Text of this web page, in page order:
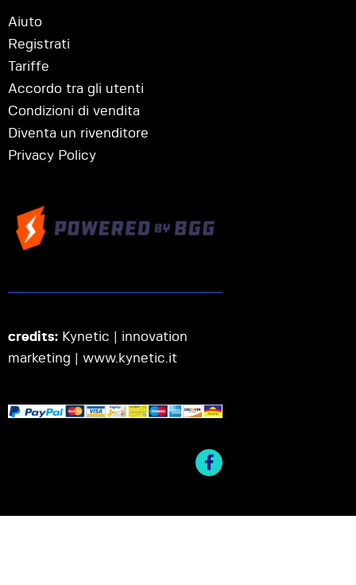
Aiuto
Registrati
Tariffe
Accordo tra gli utenti
Condizioni di vendita
Diventa un rivenditore
Privacy Policy
credits: Kynetic | innovation
marketing | www.kynetic.it